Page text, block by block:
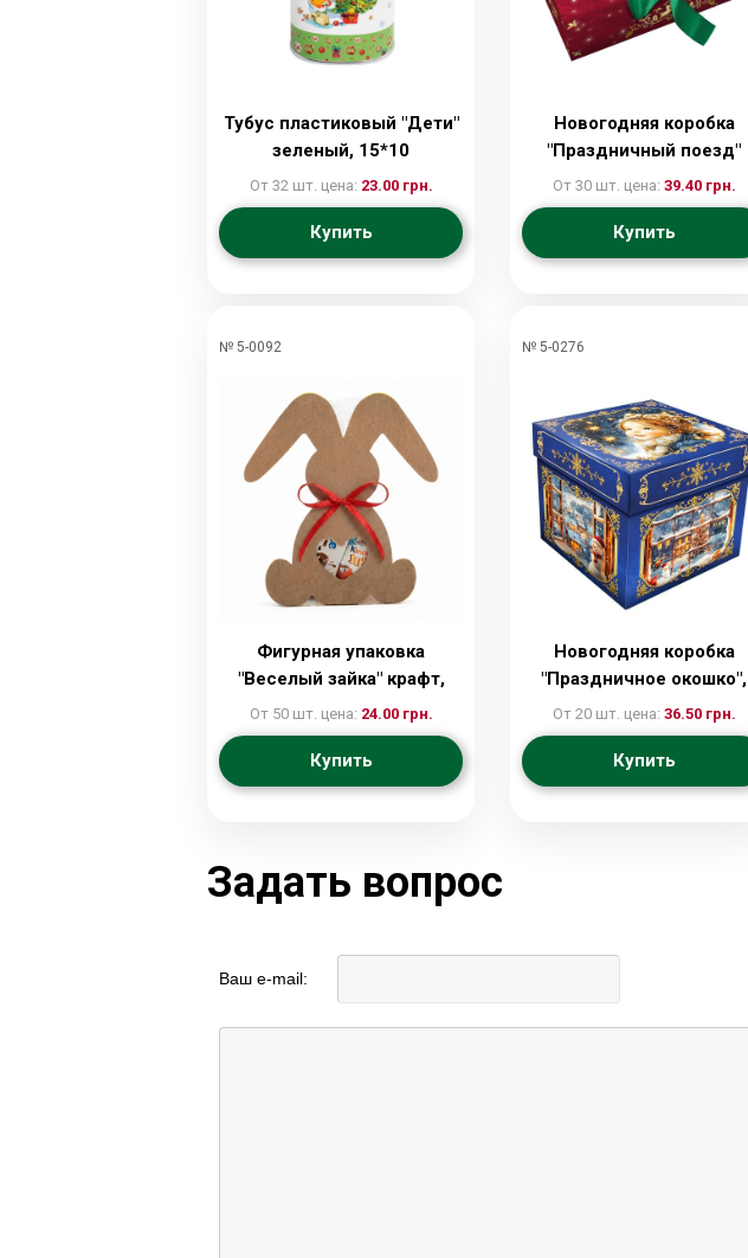
Тубус пластиковый "Дети"
зеленый, 15*10
От 32 шт. цена: 23.00 грн.
Купить
Новогодняя коробка
"Праздничный поезд"
зеленая, 26,5*17,5*7
От 30 шт. цена: 39.40 грн.
Купить
№ 5-0092
Фигурная упаковка
"Веселый зайка" крафт,
21*19*6,5
От 50 шт. цена: 24.00 грн.
Купить
№ 5-0276
Новогодняя коробка
"Праздничное окошко",
15*15*13
От 20 шт. цена: 36.50 грн.
Купить
Задать вопрос
Ваш e-mail: